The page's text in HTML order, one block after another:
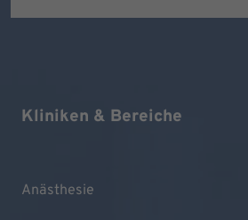
Kliniken & Bereiche
Anästhesie